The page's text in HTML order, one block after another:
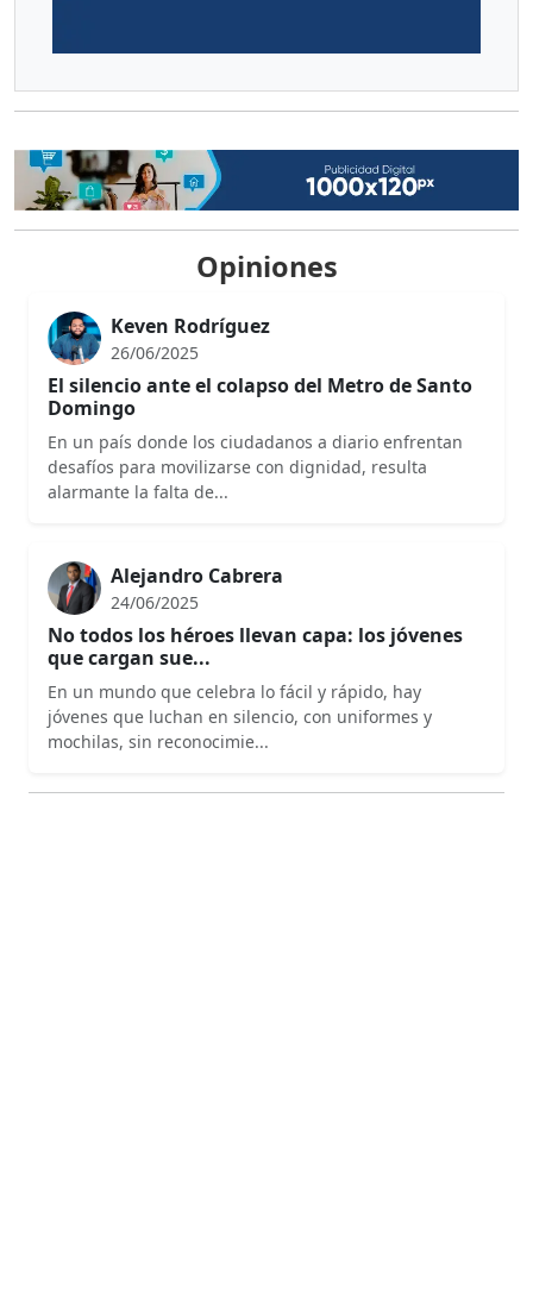
Opiniones
Keven Rodríguez
26/06/2025
El silencio ante el colapso del Metro de Santo
Domingo
En un país donde los ciudadanos a diario enfrentan
desafíos para movilizarse con dignidad, resulta
alarmante la falta de...
Alejandro Cabrera
24/06/2025
No todos los héroes llevan capa: los jóvenes
que cargan sue...
En un mundo que celebra lo fácil y rápido, hay
jóvenes que luchan en silencio, con uniformes y
mochilas, sin reconocimie...